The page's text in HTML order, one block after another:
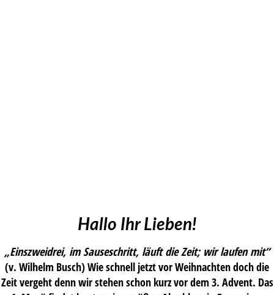
Hallo Ihr Lieben!
„Einszweidrei, im Sauseschritt, läuft die Zeit; wir laufen mit“
(v. Wilhelm Busch) Wie schnell jetzt vor Weihnachten doch die
Zeit vergeht denn wir stehen schon kurz vor dem 3. Advent. Das